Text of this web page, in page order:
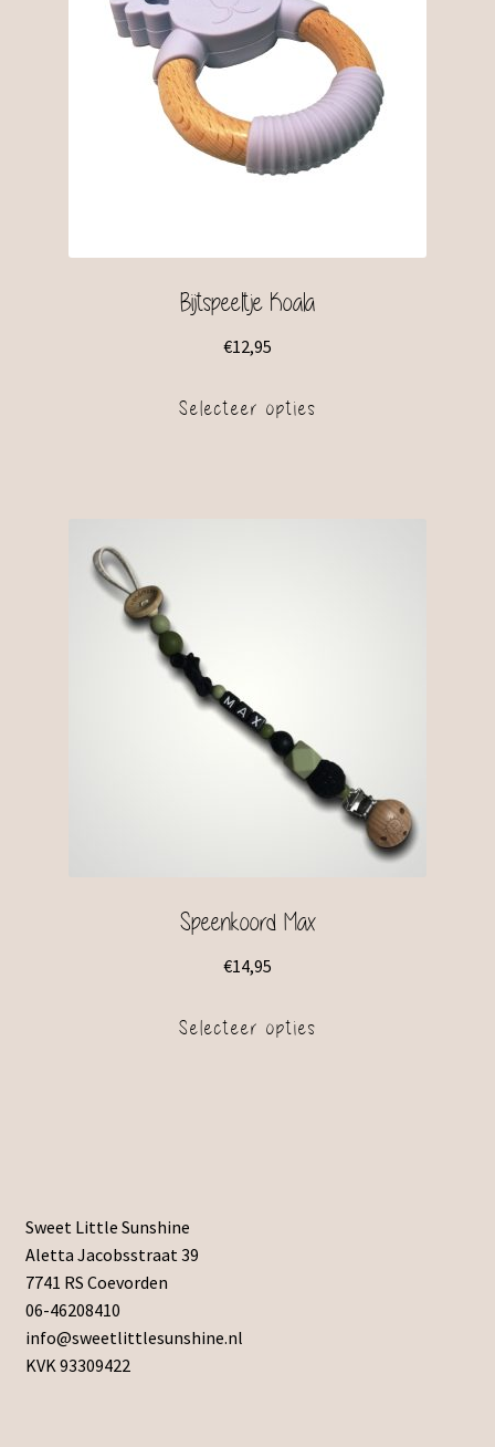
Bijtspeeltje Koala
€12,95
Selecteer opties
Speenkoord Max
€14,95
Selecteer opties
Sweet Little Sunshine
Aletta Jacobsstraat 39
7741 RS Coevorden
06-46208410
info@sweetlittlesunshine.nl
KVK 93309422